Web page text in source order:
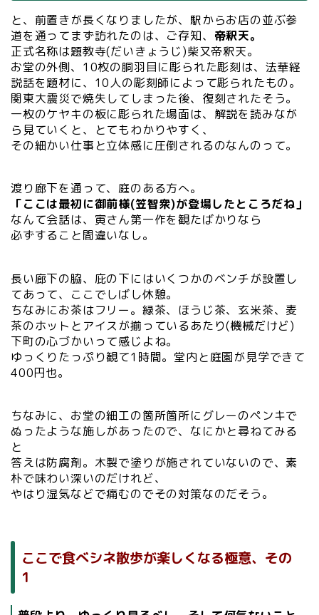
と、前置きが長くなりましたが、駅からお店の並ぶ参
道を通ってまず訪れたのは、ご存知、 帝釈天。
正式名称は題教寺(だいきょうじ)柴又帝釈天。
お堂の外側、10枚の胴羽目に彫られた彫刻は、法華経
説話を題材に、10人の彫刻師によって彫られたもの。
関東大震災で焼失してしまった後、復刻されたそう。
一枚のケヤキの板に彫られた場面は、解説を読みなが
ら見ていくと、とてもわかりやすく、
その細かい仕事と立体感に圧倒されるのなんのって。
渡り廊下を通って、庭のある方へ。
「ここは最初に御前様(笠智衆)が登場したところだね」
なんて会話は、寅さん第一作を観たばかりなら
必ずすること間違いなし。
長い廊下の脇、庇の下にはいくつかのベンチが設置し
てあって、ここでしばし休憩。
ちなみにお茶はフリー。緑茶、ほうじ茶、玄米茶、麦
茶のホットとアイスが揃っているあたり(機械だけど)
下町の心づかいって感じよね。
ゆっくりたっぷり観て1時間。堂内と庭園が見学できて
400円也。
ちなみに、お堂の細工の箇所箇所にグレーのペンキで
ぬったような施しがあったので、なにかと尋ねてみる
と
答えは防腐剤。木製で塗りが施されていないので、素
朴で味わい深いのだけれど、
やはり湿気などで痛むのでその対策なのだそう。
ここで食べシネ散歩が楽しくなる極意、その
1